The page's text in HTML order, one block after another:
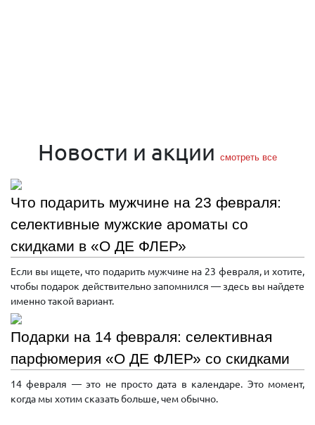
Новости и акции смотреть все
Что подарить мужчине на 23 февраля:
селективные мужские ароматы со
скидками в «О ДЕ ФЛЕР»
Если вы ищете, что подарить мужчине на 23 февраля, и хотите,
чтобы подарок действительно запомнился — здесь вы найдете
именно такой вариант.
Подарки на 14 февраля: селективная
парфюмерия «О ДЕ ФЛЕР» со скидками
14 февраля — это не просто дата в календаре. Это момент,
когда мы хотим сказать больше, чем обычно.